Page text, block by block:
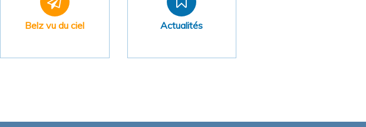
Belz vu du ciel Actualités